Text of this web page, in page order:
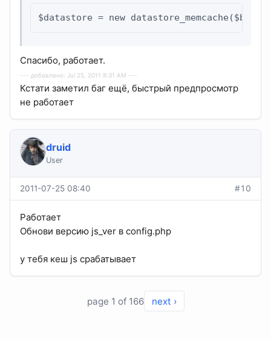
$datastore = new
Спасибо, работает.
--- добавлено: Jul 25, 2011 8:31 AM ---
Кстати заметил баг ещё, быстрый предпросмотр
не работает
druid
User
2011-07-25 08:40 #10
Работает
Обнови версию js_ver в config.php
у тебя кеш js срабатывает
page 1 of 166 next ›